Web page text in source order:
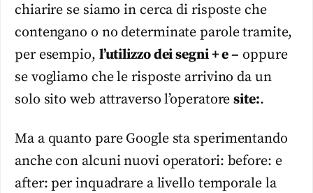
chiarire se siamo in cerca di risposte che
contengano o no determinate parole tramite,
per esempio, l’utilizzo dei segni + e – oppure
se vogliamo che le risposte arrivino da un
solo sito web attraverso l’operatoresite:.
Ma a quanto pare Google sta sperimentando
anche con alcuni nuovi operatori: before: e
after: per inquadrare a livello temporale la